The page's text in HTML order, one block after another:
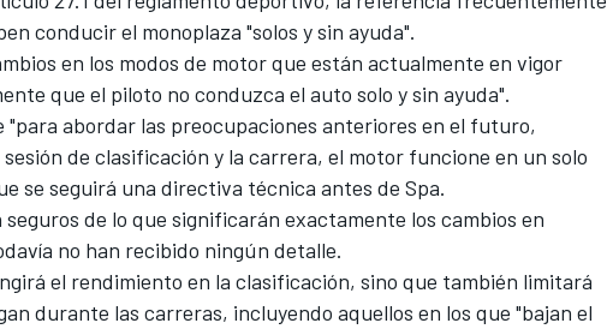
conducir el monoplaza "solos y sin ayuda".
en los modos de motor que están actualmente en vigor
que el piloto no conduzca el auto solo y sin ayuda".
abordar las preocupaciones anteriores en el futuro,
de clasificación y la carrera, el motor funcione en un solo
se seguirá una directiva técnica antes de Spa.
de lo que significarán exactamente los cambios en
no han recibido ningún detalle.
el rendimiento en la clasificación, sino que también limitará
durante las carreras, incluyendo aquellos en los que "bajan el